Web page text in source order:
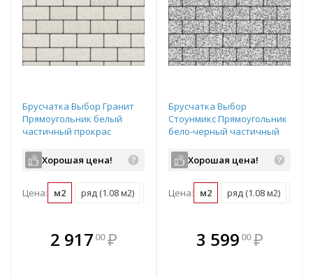
Брусчатка Выбор Гранит
Прямоугольник белый
частичный прокрас
Хорошая цена!
Цена: м2 ряд (1.08 м2) поддон (10.8 м2)
2 917 00 ₽
В комплекте
всегда выгоднее!
Брусчатка Выбор
Стоунмикс Прямоугольник
бело-черный частичный
Хорошая цена!
Цена: м2 ряд (1.08 м2)
В комплекте
всегда выгоднее!
3 599 00 ₽